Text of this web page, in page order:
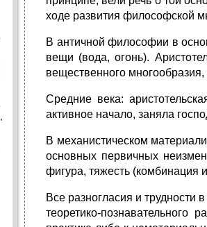
ходе развития философской
В античной философии в
вещи (вода, огонь).
вещественного
Средние века:
активное начало, заняла
В механистическом
основных первичных
фигура, тяжесть (комбинация
Все разногласия и трудности
теоретико-